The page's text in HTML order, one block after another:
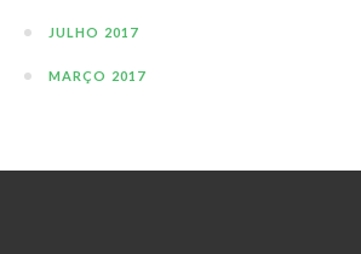
JULHO 2017
MARÇO 2017